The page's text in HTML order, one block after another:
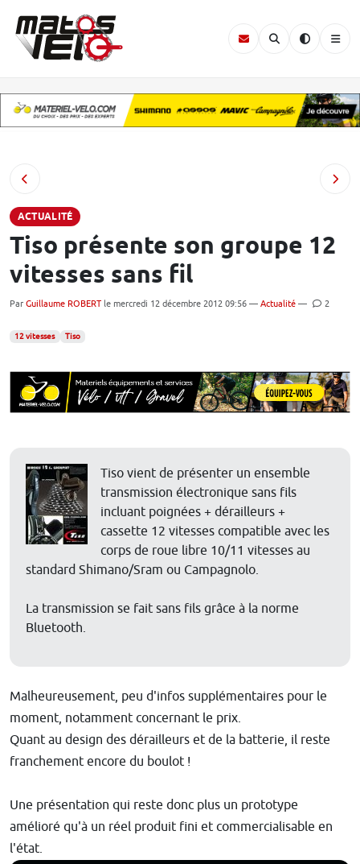
ACTUALITÉ
Tiso présente son groupe 12
vitesses sans fil
Par Guillaume ROBERT le mercredi 12 décembre 2012 09:56 — Actualité — 2
12 vitesses Tiso
Tiso vient de présenter un ensemble
transmission électronique sans fils
incluant poignées + dérailleurs +
cassette 12 vitesses compatible avec les
corps de roue libre 10/11 vitesses au
standard Shimano/Sram ou Campagnolo.
La transmission se fait sans fils grâce à la norme
Bluetooth.
Malheureusement, peu d'infos supplémentaires pour le
moment, notamment concernant le prix.
Quant au design des dérailleurs et de la batterie, il reste
franchement encore du boulot !
Une présentation qui reste donc plus un prototype
amélioré qu'à un réel produit fini et commercialisable en
l'état.